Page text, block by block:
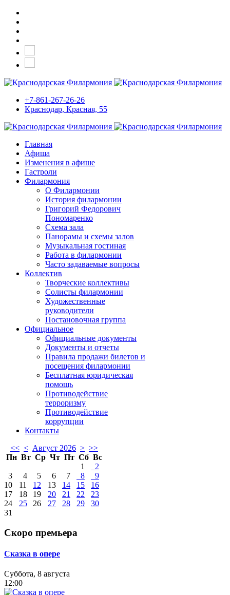
+7-861-267-26-26
Краснодар, Красная, 55
Главная
Афиша
Изменения в афише
Гастроли
Филармония
О Филармонии
История филармонии
Григорий Федорович
Пономаренко
Схема зала
Панорамы и схемы залов
Музыкальная гостиная
Работа в филармонии
Часто задаваемые вопросы
Коллектив
Творческие коллективы
Солисты филармонии
Художественные
руководители
Постановочная группа
Официальное
Официальные документы
Документы и отчеты
Правила продажи билетов и
посещения филармонии
Бесплатная юридическая
помощь
Противодействие
терроризму
Противодействие
коррупции
Контакты
<< < Август 2026 > >>
Пн Вт Ср Чт Пт Сб Вс
1
2
3
4 5 6 7 8
9
10
11 12 13 14 15
16
17
18 19 20 21 22
23
24
25 26 27 28 29
30
31
Скоро премьера
Сказка в опере
Суббота, 8 августа
12:00